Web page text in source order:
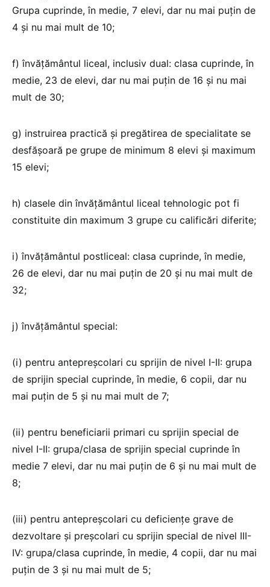
Grupa cuprinde, în medie, 7 elevi, dar nu mai puţin de
4 şi nu mai mult de 10;
f) învăţământul liceal, inclusiv dual: clasa cuprinde, în
medie, 23 de elevi, dar nu mai puţin de 16 şi nu mai
mult de 30;
g) instruirea practică şi pregătirea de specialitate se
desfăşoară pe grupe de minimum 8 elevi şi maximum
15 elevi;
h) clasele din învăţământul liceal tehnologic pot fi
constituite din maximum 3 grupe cu calificări diferite;
i) învăţământul postliceal: clasa cuprinde, în medie,
26 de elevi, dar nu mai puţin de 20 şi nu mai mult de
32;
j) învăţământul special:
(i) pentru antepreşcolari cu sprijin de nivel I-II: grupa
de sprijin special cuprinde, în medie, 6 copii, dar nu
mai puţin de 5 şi nu mai mult de 7;
(ii) pentru beneficiarii primari cu sprijin special de
nivel I-II: grupa/clasa de sprijin special cuprinde în
medie 7 elevi, dar nu mai puţin de 6 şi nu mai mult de
8;
(iii) pentru antepreşcolari cu deficienţe grave de
dezvoltare şi preşcolari cu sprijin special de nivel III-
IV: grupa/clasa cuprinde, în medie, 4 copii, dar nu mai
puţin de 3 şi nu mai mult de 5;